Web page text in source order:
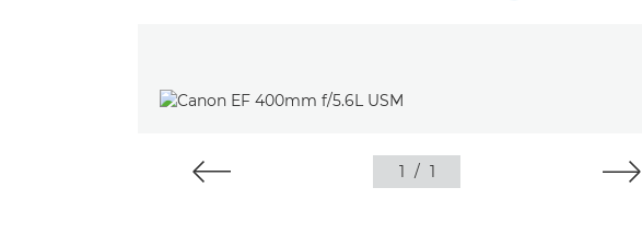
1 / 1